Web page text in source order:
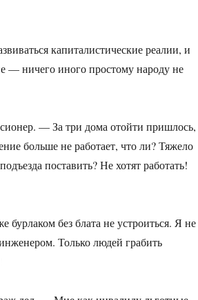
капиталистические реалии, и
— ничего иного простому народу не
— За три дома отойти пришлось,
больше не работает, что ли? Тяжело
поставить? Не хотят работать!
без блата не устроиться. Я не
Только людей грабить